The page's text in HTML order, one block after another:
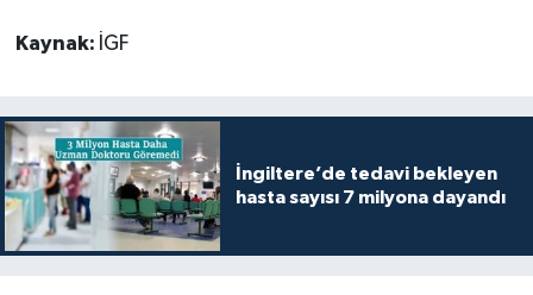
Kaynak: İGF
İngiltere’de tedavi bekleyen
hasta sayısı 7 milyona dayandı